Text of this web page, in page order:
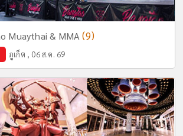
Muaythai & MMA(9)
ภูเก็ต , 06 ส.ค. 69